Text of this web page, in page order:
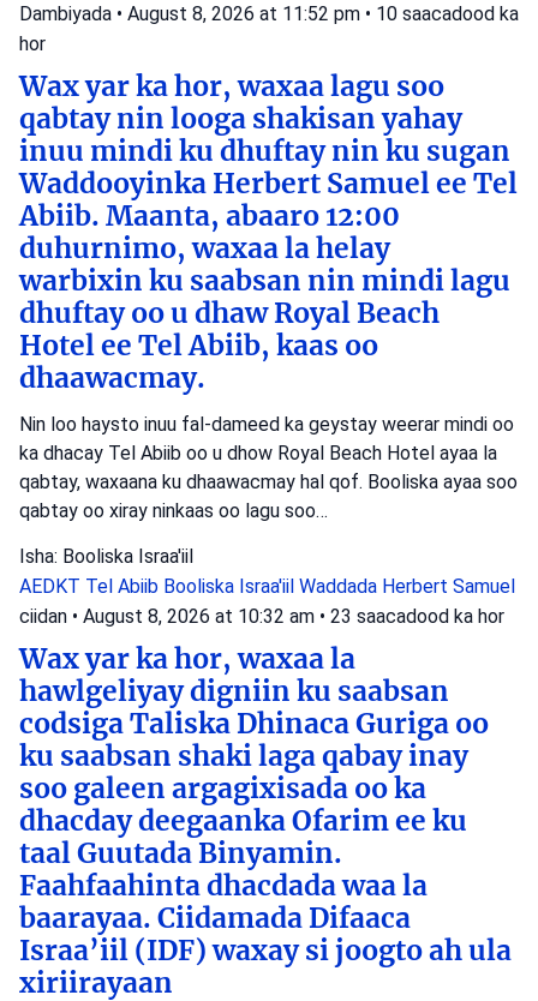
Dambiyada • August 8, 2026 at 11:52 pm • 10 saacadood ka
hor
Wax yar ka hor, waxaa lagu soo
qabtay nin looga shakisan yahay
inuu mindi ku dhuftay nin ku sugan
Waddooyinka Herbert Samuel ee Tel
Abiib. Maanta, abaaro 12:00
duhurnimo, waxaa la helay
warbixin ku saabsan nin mindi lagu
dhuftay oo u dhaw Royal Beach
Hotel ee Tel Abiib, kaas oo
dhaawacmay.
Nin loo haysto inuu fal-dameed ka geystay weerar mindi oo
ka dhacay Tel Abiib oo u dhow Royal Beach Hotel ayaa la
qabtay, waxaana ku dhaawacmay hal qof. Booliska ayaa soo
qabtay oo xiray ninkaas oo lagu soo…
Isha: Booliska Israa'iil
AEDKT Tel Abiib Booliska Israa'iil Waddada Herbert Samuel
ciidan • August 8, 2026 at 10:32 am • 23 saacadood ka hor
Wax yar ka hor, waxaa la
hawlgeliyay digniin ku saabsan
codsiga Taliska Dhinaca Guriga oo
ku saabsan shaki laga qabay inay
soo galeen argagixisada oo ka
dhacday deegaanka Ofarim ee ku
taal Guutada Binyamin.
Faahfaahinta dhacdada waa la
baarayaa. Ciidamada Difaaca
Israa’iil (IDF) waxay si joogto ah ula
xiriirayaan